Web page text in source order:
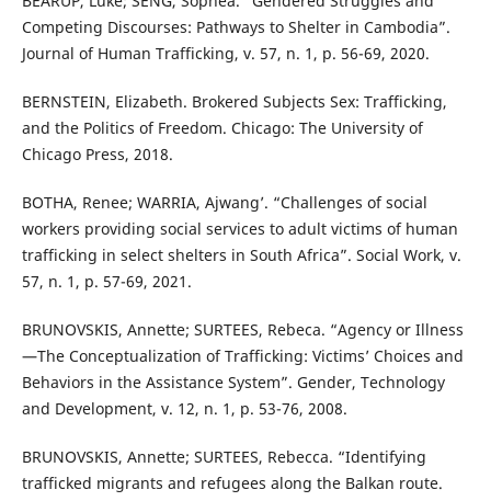
Competing Discourses: Pathways to Shelter in Cambodia”.
Journal of Human Trafficking, v. 57, n. 1, p. 56-69, 2020.
BERNSTEIN, Elizabeth. Brokered Subjects Sex: Trafficking,
and the Politics of Freedom. Chicago: The University of
Chicago Press, 2018.
BOTHA, Renee; WARRIA, Ajwang’. “Challenges of social
workers providing social services to adult victims of human
trafficking in select shelters in South Africa”. Social Work, v.
57, n. 1, p. 57-69, 2021.
BRUNOVSKIS, Annette; SURTEES, Rebeca. “Agency or Illness
—The Conceptualization of Trafficking: Victims’ Choices and
Behaviors in the Assistance System”. Gender, Technology
and Development, v. 12, n. 1, p. 53-76, 2008.
BRUNOVSKIS, Annette; SURTEES, Rebecca. “Identifying
trafficked migrants and refugees along the Balkan route.